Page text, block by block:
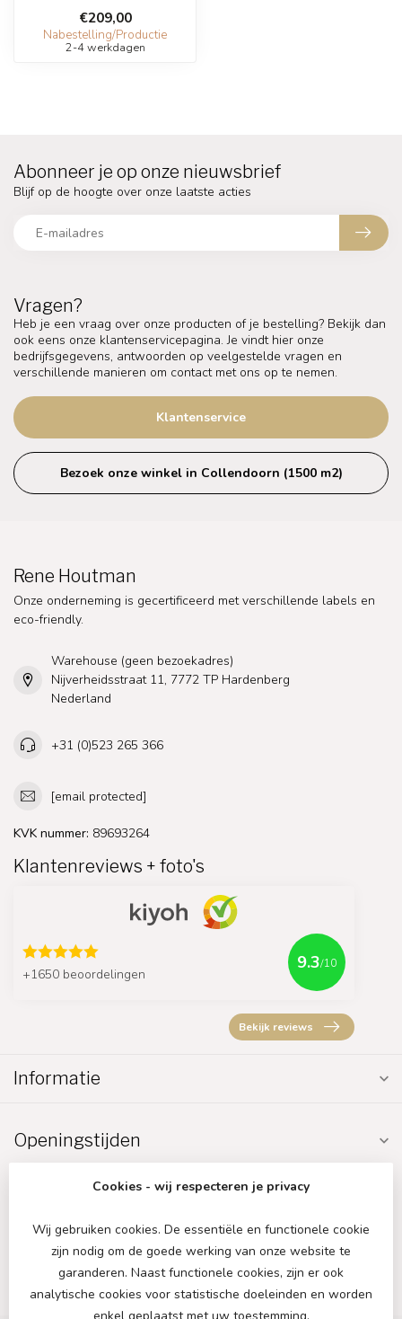
€209,00
Nabestelling/Productie
2-4 werkdagen
Vragen?
Heb je een vraag over onze producten of je bestelling? Bekijk dan
ook eens onze klantenservicepagina. Je vindt hier onze
bedrijfsgegevens, antwoorden op veelgestelde vragen en
verschillende manieren om contact met ons op te nemen.
Klantenservice
Bezoek onze winkel in Collendoorn (1500 m2)
Abonneer je op onze nieuwsbrief
Blijf op de hoogte over onze laatste acties
Rene Houtman
Onze onderneming is gecertificeerd met verschillende labels en
eco-friendly.
Warehouse (geen bezoekadres)
Nijverheidsstraat 11, 7772 TP Hardenberg
Nederland
+31 (0)523 265 366
[email protected]
KVK nummer: 89693264
Klantenreviews + foto's
+1650 beoordelingen
9.3/10
Bekijk reviews
Informatie
Openingstijden
Cookies - wij respecteren je privacy
Wij gebruiken cookies. De essentiële en functionele cookie
zijn nodig om de goede werking van onze website te
garanderen. Naast functionele cookies, zijn er ook
analytische cookies voor statistische doeleinden en worden